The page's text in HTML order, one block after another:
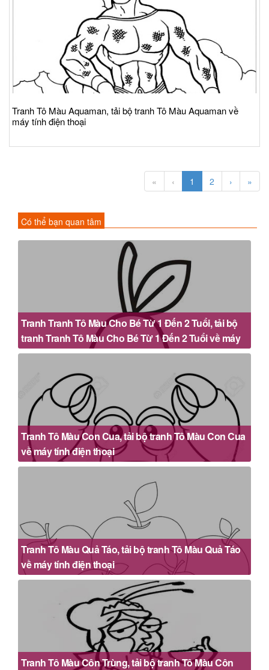
Tranh Tô Màu Aquaman, tải bộ tranh Tô Màu Aquaman về
máy tính điện thoại
« ‹ 1 2 › »
Có thể bạn quan tâm
Tranh Tranh Tô Màu Cho Bé Từ 1 Đến 2 Tuổi, tải bộ
tranh Tranh Tô Màu Cho Bé Từ 1 Đến 2 Tuổi về máy
tính điện thoại
Tranh Tô Màu Con Cua, tải bộ tranh Tô Màu Con Cua
về máy tính điện thoại
Tranh Tô Màu Quả Táo, tải bộ tranh Tô Màu Quả Táo
về máy tính điện thoại
Tranh Tô Màu Côn Trùng, tải bộ tranh Tô Màu Côn